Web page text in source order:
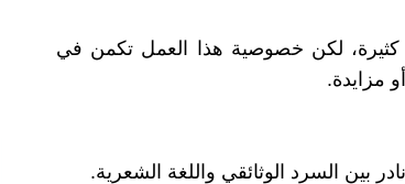
لكن خصوصية هذا العمل تكمن في
مزايدة.
بين السرد الوثائقي واللغة الشعرية.